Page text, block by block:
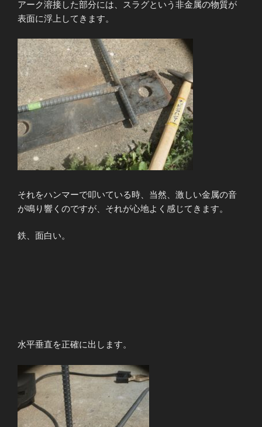
アーク溶接した部分には、スラグという非金属の物質が
表面に浮上してきます。
それをハンマーで叩いている時、当然、激しい金属の音
が鳴り響くのですが、それが心地よく感じてきます。
鉄、面白い。
水平垂直を正確に出します。